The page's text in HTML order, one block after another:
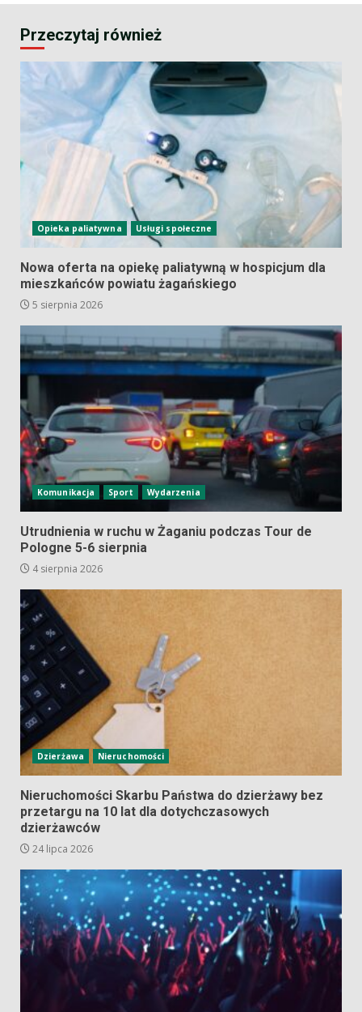
Przeczytaj również
Opieka paliatywna Usługi społeczne
Nowa oferta na opiekę paliatywną w hospicjum dla
mieszkańców powiatu żagańskiego
5 sierpnia 2026
Komunikacja Sport Wydarzenia
Utrudnienia w ruchu w Żaganiu podczas Tour de
Pologne 5-6 sierpnia
4 sierpnia 2026
Dzierżawa Nieruchomości
Nieruchomości Skarbu Państwa do dzierżawy bez
przetargu na 10 lat dla dotychczasowych
dzierżawców
24 lipca 2026